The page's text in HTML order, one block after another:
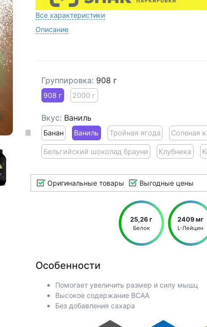
Все характеристики
Описание
Группировка: 908 г
908 г 2000 г
Вкус: Ваниль
Банан Ваниль Тройная ягода Соленая
Бельгийский шоколад брауни Клубника
Оригинальные товары Выгодные цены
25,26 г
Белок
2409 мг
L-Лейцин
Особенности
Помогает увеличить размер и силу мышц
Высокое содержание BCAA
Без добавления сахара